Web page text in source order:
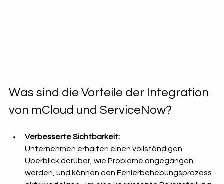
Was sind die Vorteile der Integration
von mCloud und ServiceNow?
Verbesserte Sichtbarkeit:
Unternehmen erhalten einen vollständigen
Überblick darüber, wie Probleme angegangen
werden, und können den Fehlerbehebungsprozess